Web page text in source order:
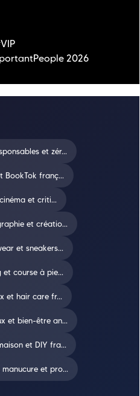
2026
et zér...
BookTok franç...
et criti...
et créatio...
et sneakers...
et course à pie...
et hair care fr...
et bien-être an...
et DIY fra...
manucure et pro...